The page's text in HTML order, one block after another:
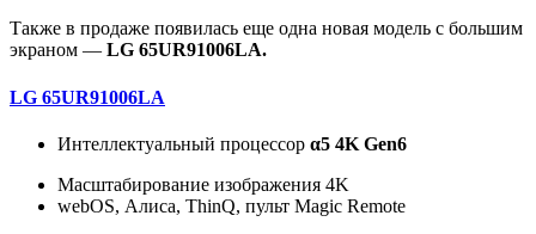
Также в продаже появилась еще одна новая модель с большим
экраном — LG 65UR91006LA.
LG 65UR91006LA
Интеллектуальный процессор α5 4K Gen6
Масштабирование изображения 4K
webOS, Алиса, ThinQ, пульт Magic Remote​